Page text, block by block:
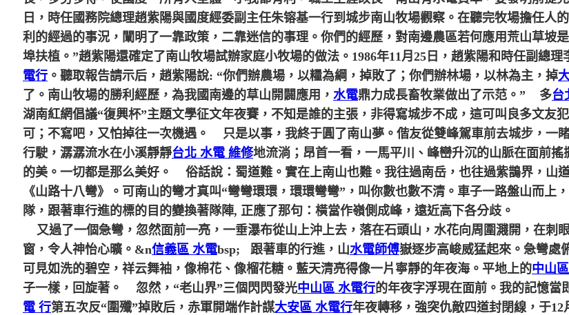
日，時任國務院總理趙紫陽與國度經委副主任朱镕基一行到城步南山牧場觀察。在聽完牧場擔任人
利的經過的事況，闡明了一靠政策，二靠迷信的事理。你們的經歷，對南邊農區若何應用荒山草坡
埠扶植。”趙紫陽還確定了南山牧場試辦家庭小牧場的做法。1986年11月25日，趙紫陽和時任副總
電行 。聽取報告請示后，趙紫陽說: “你們辦農場，以糧為綱，掉敗了；你們辦林場，以林為主，掉
了。南山牧場的勝利經歷，為我國南邊的草山開闢應用， 水電鼎力成長畜牧業做出了示范。” 多台
湖南紅網倡議“復興杯”主題文學征文年夜賽，不知是誰的主張，非得寫城步不成，這可叫良多文友
可；不寫吧，又怕掉往一次機遇。
只是以事，我終于圓了南山夢。偕友從雙峰駕車前去城步，一
行駛，潺潺流水在小溪靜靜台北 水電 維修地流淌；昂首一看，一馬平川、峰巒升沉的山脈在面前
的美。一切都是那么美好。
俗話說：蜀道難。實在上南山也難。我往過南岳，也往過紫鵲界，山
《山路十八彎》。可南山的彎才真叫“彎彎環環，環環彎彎”，叫你數也數不清。車子一路盤山而
隊，跟著車行進的標的目的變換著隊陣, 正應了那句：橫當作嶺側成峰，遠近高下各分歧。
又過了一個急彎，忽然面前一亮，一垂瀑布從山上沖上去，落在石頭山，水花向周圍濺開，在刺
窗，令人神怡心曠。 &n信義區 水電bsp; 跟著車的行進，山水電師傅嶽逐步高峻威猛起來。急彎處
可見如洗的碧空，祥云舞袖，像棉花、像榴花糖。藍天清亮得像一片寧靜的年夜海。平地上的中山
子一樣，回旋著。
忽然，“老山界”三個閃閃發光中山區 水電行的年夜字浮現在面前。我的記憶當
電 行第五次反“圍殲”掉敗后，赤軍開端作計謀大安區 水電行年夜轉移，強突仇敵四道封閉線，于